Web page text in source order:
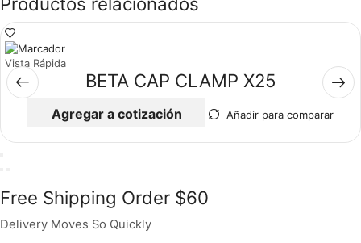
Vista Rápida
BETA CAP CLAMP X25
Agregar a cotización Añadir para comparar
Free Shipping Order $60
Delivery Moves So Quickly